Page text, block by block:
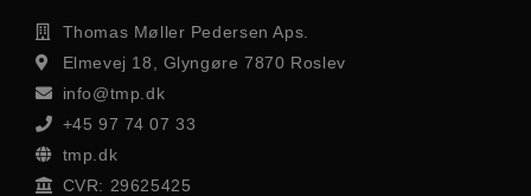
Thomas Møller Pedersen Aps.
Elmevej 18, Glyngøre 7870 Roslev
info@tmp.dk
+45 97 74 07 33
tmp.dk
CVR: 29625425